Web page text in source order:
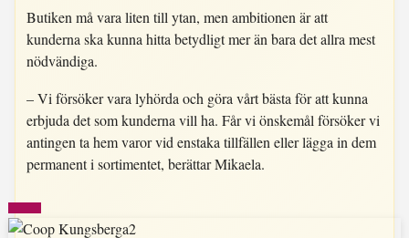
Butiken må vara liten till ytan, men ambitionen är att
kunderna ska kunna hitta betydligt mer än bara det allra mest
nödvändiga.
– Vi försöker vara lyhörda och göra vårt bästa för att kunna
erbjuda det som kunderna vill ha. Får vi önskemål försöker vi
antingen ta hem varor vid enstaka tillfällen eller lägga in dem
permanent i sortimentet, berättar Mikaela.